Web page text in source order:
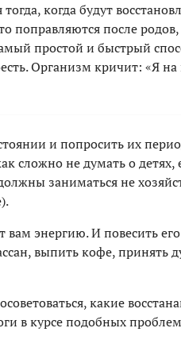
когда будут
после родов,
простой и быстрый
Организм кричит: «Я
и попросить их
сложно не думать о
заниматься не
вам энергию. И повесить
выпить кофе, принять
какие
в курсе подобных